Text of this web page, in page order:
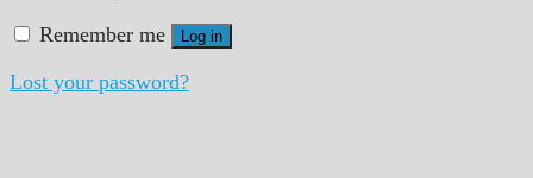
Remember me Log in
Lost your password?